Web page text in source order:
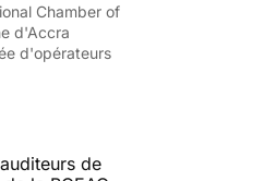
Chamber of
d'Accra
d'opérateurs
de